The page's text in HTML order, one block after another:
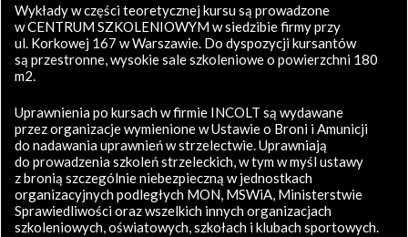
Wykłady w części teoretycznej kursu są prowadzone
w CENTRUM SZKOLENIOWYM w siedzibie firmy przy
ul. Korkowej 167 w Warszawie. Do dyspozycji kursantów
są przestronne, wysokie sale szkoleniowe o powierzchni 180
m2.
Uprawnienia po kursach w firmie INCOLT są wydawane
przez organizacje wymienione w Ustawie o Broni i Amunicji
do nadawania uprawnień w strzelectwie. Uprawniają
do prowadzenia szkoleń strzeleckich, w tym w myśl ustawy
z bronią szczególnie niebezpieczną w jednostkach
organizacyjnych podległych MON, MSWiA, Ministerstwie
Sprawiedliwości oraz wszelkich innych organizacjach
szkoleniowych, oświatowych, szkołach i klubach sportowych.